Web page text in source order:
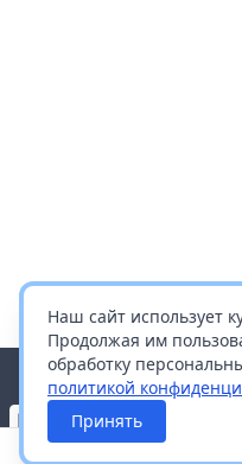
Наш сайт использует
Продолжая им
обработку
политикой
Принять